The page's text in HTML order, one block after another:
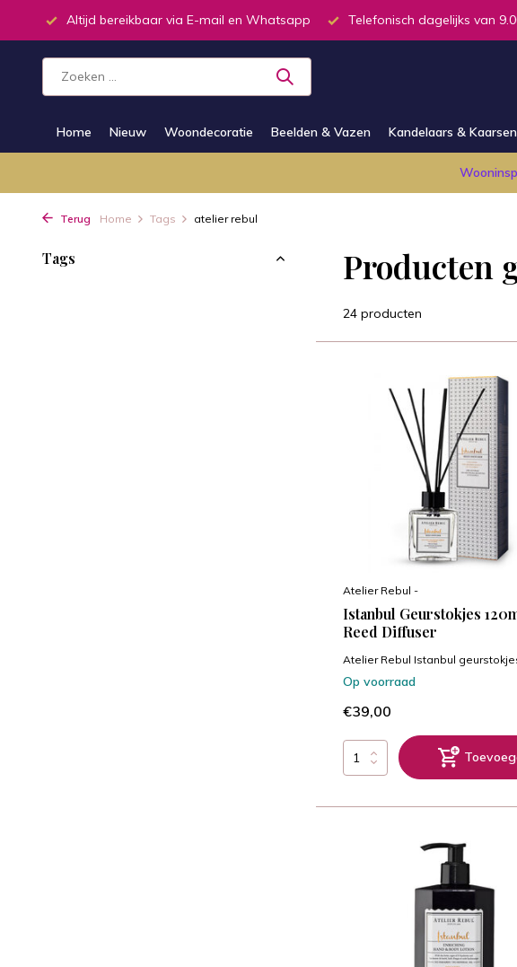
Whatsapp Telefonisch dagelijks van 9.00 tot 19.00u. Alle producten op
Home Nieuw Woondecoratie Beelden & Vazen Kandelaars & Kaarsen
Terug Home Tags atelier rebul
Tags Producten
24 producten
Atelier Rebul -
Istanbul Geurstokjes
Reed Diffuser
Atelier Rebul Istanbul
Op voorraad
€39,00